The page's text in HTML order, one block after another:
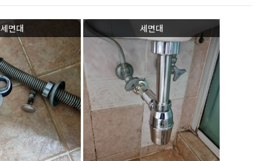
세면대 세면대